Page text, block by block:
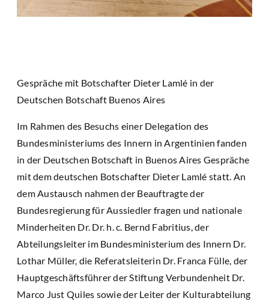
Gespräche mit Botschafter Dieter Lamlé in der
Deutschen Botschaft Buenos Aires
Im Rahmen des Besuchs einer Delegation des
Bundesministeriums des Innern in Argentinien fanden
in der Deutschen Botschaft in Buenos Aires Gespräche
mit dem deutschen Botschafter Dieter Lamlé statt. An
dem Austausch nahmen der Beauftragte der
Bundesregierung für Aussiedler fragen und nationale
Minderheiten Dr. Dr. h. c. Bernd Fabritius, der
Abteilungsleiter im Bundesministerium des Innern Dr.
Lothar Müller, die Referatsleiterin Dr. Franca Fülle, der
Hauptgeschäftsführer der Stiftung Verbundenheit Dr.
Marco Just Quiles sowie der Leiter der Kulturabteilung